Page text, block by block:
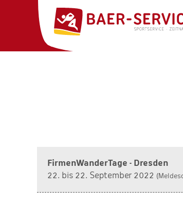
FirmenWanderTage - Dresden
22. bis 22. September 2022